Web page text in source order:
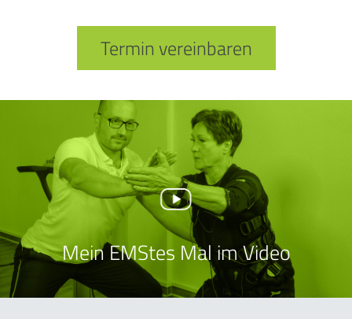
Termin vereinbaren
Mein EMStes Mal im Video